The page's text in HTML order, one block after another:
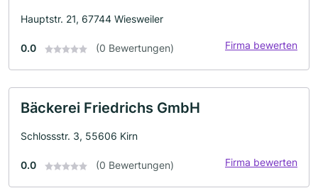
Hauptstr. 21, 67744 Wiesweiler
0.0 (0 Bewertungen) Firma bewerten
Bäckerei Friedrichs GmbH
Schlossstr. 3, 55606 Kirn
0.0 (0 Bewertungen) Firma bewerten